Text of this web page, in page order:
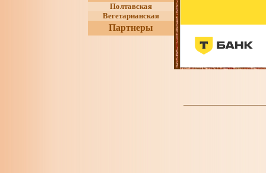
Полтавская
Вегетарианская
Партнеры